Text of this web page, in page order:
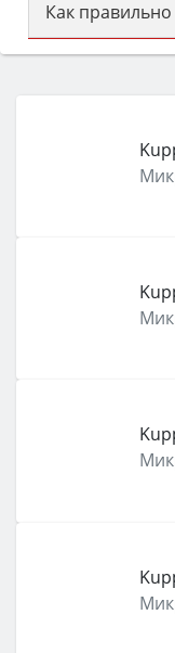
Как
Сначала
затем
функции
защита от